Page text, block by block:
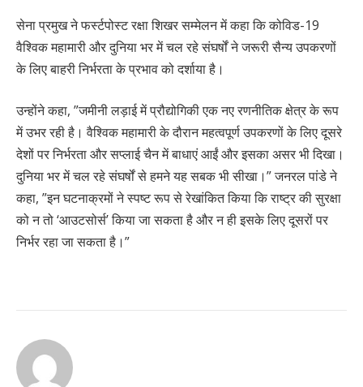
सेना प्रमुख ने फर्स्टपोस्ट रक्षा शिखर सम्मेलन में कहा कि कोविड​​​​-19
वैश्विक महामारी और दुनिया भर में चल रहे संघर्षों ने जरूरी सैन्य उपकरणों
के लिए बाहरी निर्भरता के प्रभाव को दर्शाया है।
उन्होंने कहा, ”जमीनी लड़ाई में प्रौद्योगिकी एक नए रणनीतिक क्षेत्र के रूप
में उभर रही है। वैश्विक महामारी के दौरान महत्वपूर्ण उपकरणों के लिए दूसरे
देशों पर निर्भरता और सप्लाई चैन में बाधाएं आईं और इसका असर भी दिखा।
दुनिया भर में चल रहे संघर्षों से हमने यह सबक भी सीखा।” जनरल पांडे ने
कहा, ”इन घटनाक्रमों ने स्पष्ट रूप से रेखांकित किया कि राष्ट्र की सुरक्षा
को न तो ‘आउटसोर्स’ किया जा सकता है और न ही इसके लिए दूसरों पर
निर्भर रहा जा सकता है।”